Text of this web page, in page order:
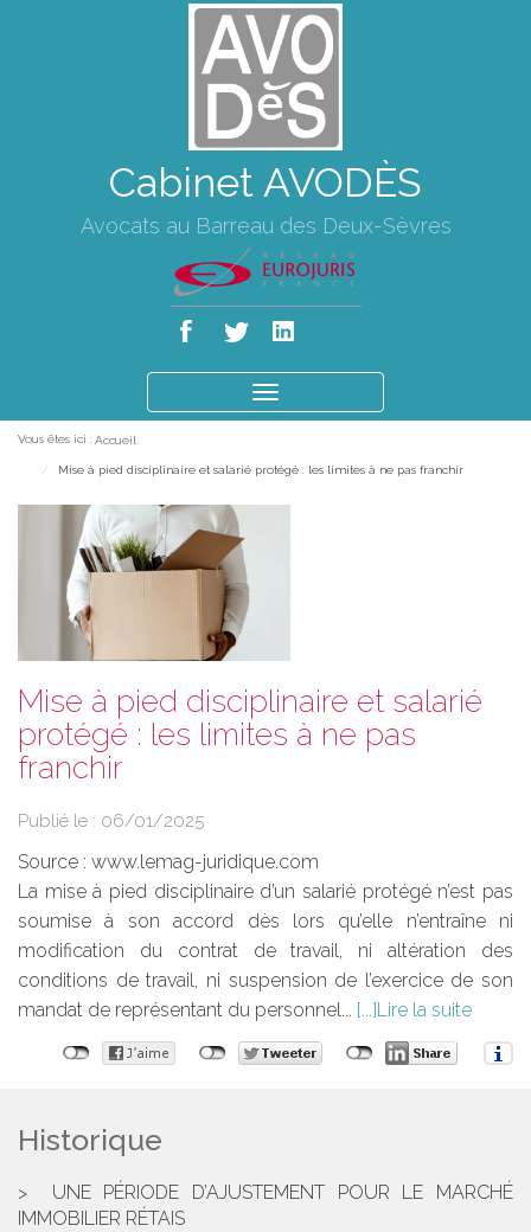
Cabinet AVODÈS
Avocats au Barreau des Deux-Sèvres
le
Vous êtes ici : Accueil
Mise à pied disciplinaire et salarié protégé : les limites à ne pas franchir
Mise à pied disciplinaire et salarié
protégé : les limites à ne pas
franchir
Publié le : 06/01/2025
Source : www.lemag-juridique.com
La mise à pied disciplinaire d’un salarié protégé n’est pas
soumise à son accord dès lors qu’elle n’entraîne ni
modification du contrat de travail, ni altération des
conditions de travail, ni suspension de l’exercice de son
mandat de représentant du personnel...
Lire la suite
Historique
UNE PÉRIODE D’AJUSTEMENT POUR LE MARCHÉ
IMMOBILIER RÉTAIS